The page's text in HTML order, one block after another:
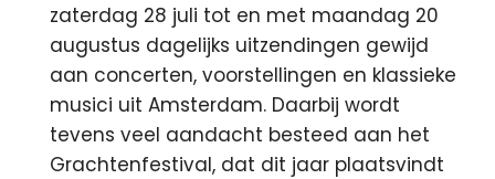
zaterdag 28 juli tot en met maandag 20
augustus dagelijks uitzendingen gewijd
aan concerten, voorstellingen en klassieke
musici uit Amsterdam. Daarbij wordt
tevens veel aandacht besteed aan het
Grachtenfestival, dat dit jaar plaatsvindt